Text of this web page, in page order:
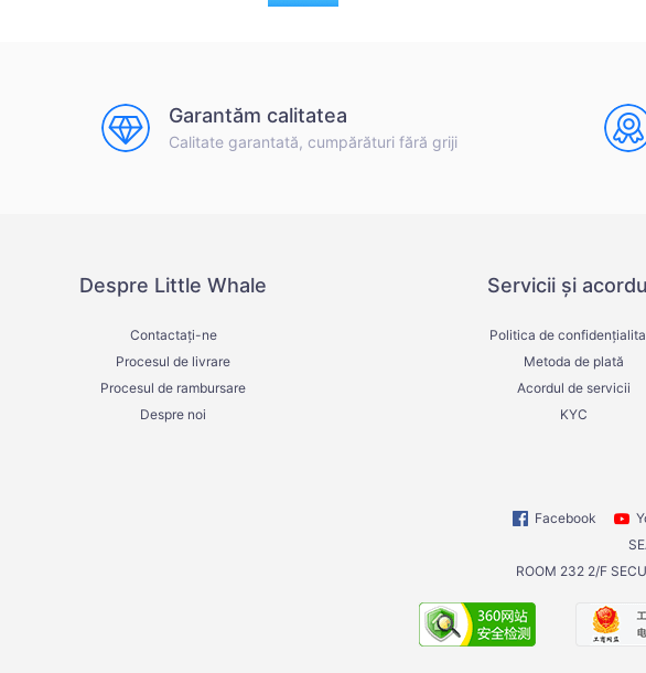
Garantăm calitatea
Calitate garantată, cumpărături fără griji
Despre Little Whale
Contactați-ne
Procesul de livrare
Procesul de rambursare
Despre noi
Servicii și
Politica de
Metoda de plată
Acordul de servicii
KYC
Facebook
ROOM 232 2/F